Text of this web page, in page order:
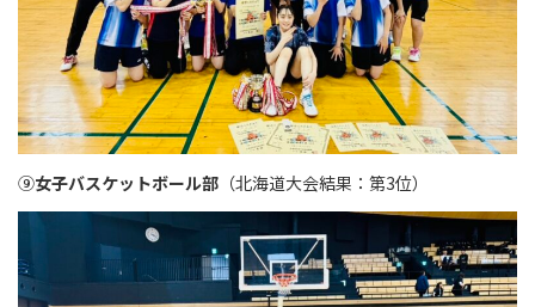
⑨女子バスケットボール部 （北海道大会結果：第3位）